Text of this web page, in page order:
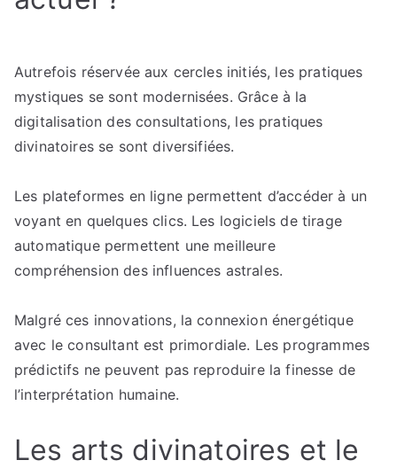
Autrefois réservée aux cercles initiés, les pratiques
mystiques se sont modernisées. Grâce à la
digitalisation des consultations, les pratiques
divinatoires se sont diversifiées.
Les plateformes en ligne permettent d’accéder à un
voyant en quelques clics. Les logiciels de tirage
automatique permettent une meilleure
compréhension des influences astrales.
Malgré ces innovations, la connexion énergétique
avec le consultant est primordiale. Les programmes
prédictifs ne peuvent pas reproduire la finesse de
l’interprétation humaine.
Les arts divinatoires et le